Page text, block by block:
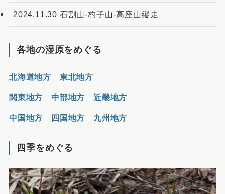
2024.11.30 石割山-杓子山-高座山縦走
各地の湿原をめぐる
北海道地方 東北地方
関東地方 中部地方 近畿地方
中国地方 四国地方 九州地方
四季をめぐる